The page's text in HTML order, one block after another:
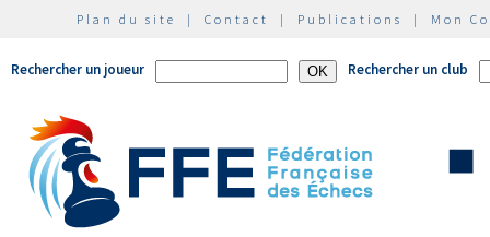
Plan du site | Contact | Publications | Mon
Rechercher un joueur Rechercher un club